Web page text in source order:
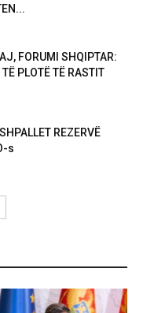
FORUMI SHQIPTAR:
PLOTË TË RASTIT
REZERVË
s